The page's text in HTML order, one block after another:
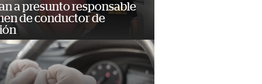
a presunto responsable
de conductor de